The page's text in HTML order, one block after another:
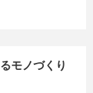
モノづくり